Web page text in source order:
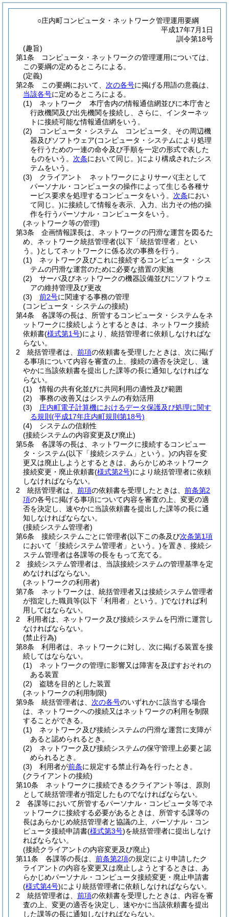
○庄内町コンピュータ・ネットワーク管理運用要綱
平成17年7月1日
訓令第18号
(趣旨)
第1条
コンピュータ・ネットワークの管理運用については、
この要綱の定めるところによる。
(定義)
第2条
この要綱において、 次の各号に掲げる用語の意義は、
当該各号に定めるところによる。
(1)
ネットワーク 本庁舎内の情報通信網並びに本庁舎と
行政機関及び出先機関を接続し、さらに、インターネッ
トに接続可能な情報通信網をいう。
(2)
コンピュータ・システム コンピュータ、その周辺機
器及びソフトウェア(コンピュータ・システムにより処理
を行うための一連の命令及び手順を一定の形式で表した
ものをいう。 次条において同じ。)により構成されたシス
テムをいう。
(3)
クライアント ネットワークによりサーバ(主として
パーソナル・コンピュータの操作によって生じる各種サ
ービス要求を処理するコンピュータをいう。 次条におい
て同じ。)に接続して情報を表示、入力、出力その他の操
作を行うパーソナル・コンピュータをいう。
(ネットワーク等の管理)
第3条
企画情報課長は、ネットワークの円滑な運営を図るた
め、ネットワーク統括管理者(以下「統括管理者」とい
う。)としてネットワークに係る次の事務を行う。
(1)
ネットワーク及びこれに接続するコンピュータ・シス
テムの円滑な運営のために必要な措置の実施
(2)
サーバ及びネットワークの機器設備並びにソフトウェ
アの維持管理及び更改
(3)
前2号に関連する事務の管理
(コンピュータ・システムの接続)
第4条
各課等の長は、所管するコンピュータ・システムをネ
ットワークに接続しようとするときは、ネットワーク接続
依頼書(様式第1号)により、統括管理者に依頼しなければな
らない。
2
統括管理者は、 前項の依頼書を受理したときは、次に掲げ
る事項について内容を審査の上、接続の適否を決定し、速
やかに当該依頼書を提出した課等の長に通知しなければな
らない。
(1)
情報の共有化並びに共同利用の適性及び範囲
(2)
事務の改善又はシステムの有効活用
(3)
庄内町電子計算機におけるデータ保護及び処理に関す
る規則 (平成17年庄内町規則第18号)
(4)
システムの信頼性
(接続システムの内容変更及び廃止)
第5条
各課等の長は、ネットワークに接続するコンピュー
タ・システム(以下「接続システム」という。)の内容を変
更又は廃止しようとするときは、あらかじめネットワーク
接続変更・廃止依頼書(様式第2号)により統括管理者に依頼
しなければならない。
2
統括管理者は、 前項の依頼書を受理したときは、 前条第2
項の各号に掲げる事項について内容を審査の上、変更の適
否を決定し、速やかに当該依頼書を提出した課等の長に通
知しなければならない。
(接続システム管理者)
第6条
接続システムごとに管理者(以下この条及び次条第1項
において「接続システム管理者」という。)を置き、接続シ
ステム管理者は各課等の長をもって充てる。
2
接続システム管理者は、当該接続システムの管理基準を定
めなければならない。
(ネットワークの利用者)
第7条
ネットワークは、統括管理者又は接続システム管理者
が指定した職員等(以下「利用者」という。)でなければ利
用してはならない。
2
利用者は、ネットワーク及び接続システムを円滑に運営し
なければならない。
(禁止行為)
第8条
利用者は、ネットワークに対し、次に掲げる装置を接
続してはならない。
(1)
ネットワークの管理に影響又は障害を及ぼすおそれの
ある装置
(2)
盗聴を目的とした装置
(ネットワークの利用制限)
第9条
統括管理者は、 次の各号のいずれかに該当する場合
は、ネットワークへの接続又はネットワークの利用を制限
することができる。
(1)
ネットワーク及び接続システムの円滑な運営に支障が
あると認められるとき。
(2)
ネットワーク及び接続システムの保守管理上必要と認
められるとき。
(3)
利用者が前条に規定する禁止行為を行ったとき。
(クライアントの接続)
第10条
ネットワークに接続できるクライアント等は、原則
として統括管理者が指定したものでなければならない。
2
各課等において所管するパーソナル・コンピュータ等でネ
ットワークに接続する必要があるときは、所管する課等の
長はあらかじめ統括管理者と協議の上、パーソナル・コン
ピュータ接続申請書(様式第3号)を統括管理者に提出しなけ
ればならない。
(接続クライアントの内容変更及び廃止)
第11条
各課等の長は、 前条第2項の規定により申請したク
ライアントの内容を変更又は廃止しようとするときは、あ
らかじめパーソナル・コンピュータ接続変更・廃止申請書
(様式第4号)により統括管理者に依頼しなければならない。
2
統括管理者は、 前項の依頼書を受理したときは、内容を審
査の上、変更の適否を決定し、速やかに当該依頼書を提出
した課等の長に通知しなければならない。